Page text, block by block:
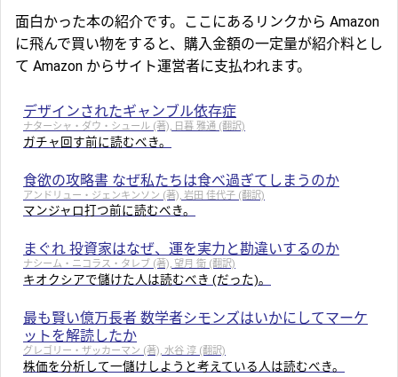
面白かった本の紹介です。ここにあるリンクから Amazon
に飛んで買い物をすると、購入金額の一定量が紹介料とし
て Amazon からサイト運営者に支払われます。
デザインされたギャンブル依存症
ナターシャ・ダウ・シュール (著), 日暮 雅通 (翻訳)
ガチャ回す前に読むべき。
食欲の攻略書 なぜ私たちは食べ過ぎてしまうのか
アンドリュー・ジェンキンソン (著), 岩田 佳代子 (翻訳)
マンジャロ打つ前に読むべき。
まぐれ 投資家はなぜ、運を実力と勘違いするのか
ナシーム・ニコラス・タレブ (著), 望月 衛 (翻訳)
キオクシアで儲けた人は読むべき (だった)。
最も賢い億万長者 数学者シモンズはいかにしてマーケ
ットを解読したか
グレゴリー・ザッカーマン (著), 水谷 淳 (翻訳)
株価を分析して一儲けしようと考えている人は読むべき。